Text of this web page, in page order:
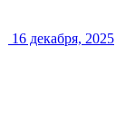
16 декабря, 2025